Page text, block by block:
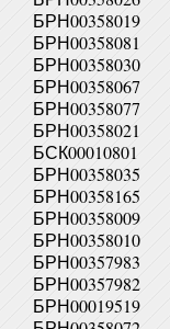
БРН00358019
БРН00358081
БРН00358030
БРН00358067
БРН00358077
БРН00358021
БСК00010801
БРН00358035
БРН00358165
БРН00358009
БРН00358010
БРН00357983
БРН00357982
БРН00019519